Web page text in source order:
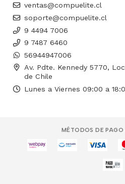
ventas@compuelite.cl
soporte@compuelite.cl
9 4494 7006
9 7487 6460
56944947006
Av. Pdte. Kennedy 5770,
de Chile
Lunes a Viernes 09:00 a
MÉTODOS DE